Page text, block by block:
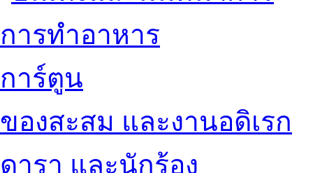
การทำอาหาร
การ์ตูน
ของสะสม และงานอดิเรก
ดารา และนักร้อง